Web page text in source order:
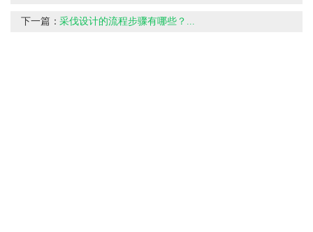
下一篇：采伐设计的流程步骤有哪些？...